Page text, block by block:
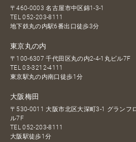
〒460-0003 名古屋市中区錦1-3-1
TEL052-203-8111
地下鉄丸の内駅6番出口徒歩3分
東京丸の内
〒100-6307 千代田区丸の内2-4-1丸ビル7F
TEL03-3212-4111
東京駅丸の内南口徒歩1分
大阪梅田
〒530-0011 大阪市北区大深町3-1 グランフ
ル7F
TEL052-203-8111
大阪駅徒歩1分